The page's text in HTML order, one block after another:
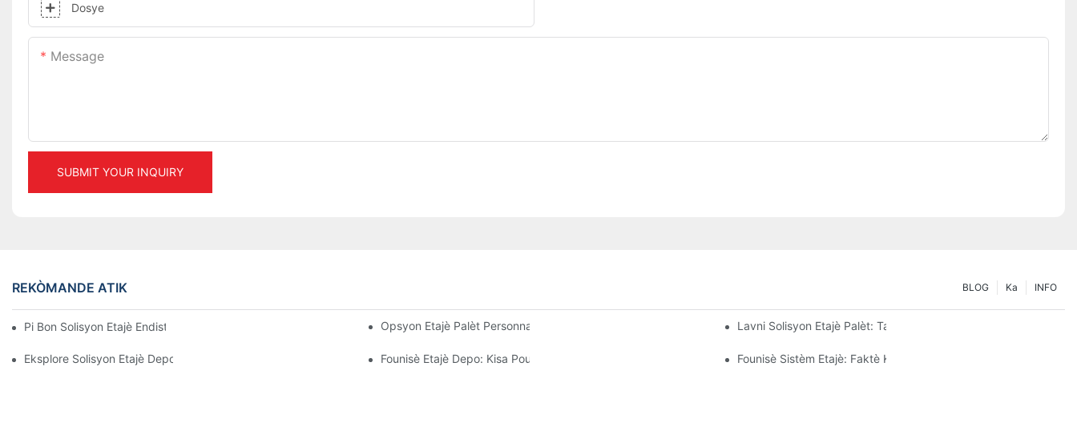
Dosye
Message
SUBMIT YOUR INQUIRY
REKÒMANDE ATIK INFO
Ka
BLOG
Pi Bon Solisyon Etajè Endistriyèl Pou Jesyon Depo Efikas Opsyon Etajè Palèt Personnalisé: Adapte Bezwen Depo Ou Yo Lavni Solisyon Etajè Palèt: Tandans Ak Inovasyon
Eksplore Solisyon Etajè Depo Efikas Pou Chak Endistri Founisè Etajè Depo: Kisa Pou Chèche Founisè Sistèm Etajè: Faktè Kle Pou Chwazi Bon Patnè A